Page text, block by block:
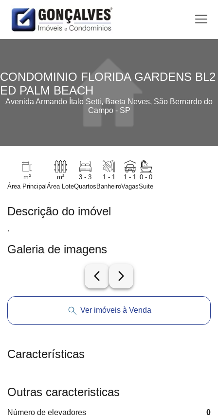
CONDOMINIO FLORIDA GARDENS BL2
ED PALM BEACH
Avenida Armando Ítalo Setti, Baeta Neves, São Bernardo do
Campo - SP
m²
Área Principal
m²
Área Lote
3 - 3
Quartos
1 - 1
Banheiro
1 - 1
Vagas
0 - 0
Suite
Descrição do imóvel
.
Galeria de imagens
arrow_back_ios_new arrow_forward_ios
Ver imóveis à Venda
Características
Outras caracteristicas
Número de elevadores 0